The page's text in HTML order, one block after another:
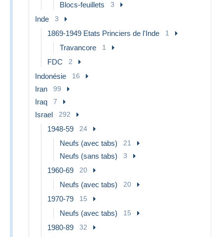
Blocs-feuillets 3
Inde 3
1869-1949 Etats Princiers de l'Inde 1
Travancore 1
FDC 2
Indonésie 16
Iran 99
Iraq 7
Israel 292
1948-59 24
Neufs (avec tabs) 21
Neufs (sans tabs) 3
1960-69 20
Neufs (avec tabs) 20
1970-79 15
Neufs (avec tabs) 15
1980-89 32